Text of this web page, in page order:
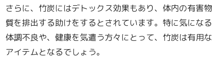
さらに、竹炭にはデトックス効果もあり、体内の有害物
質を排出する助けをするとされています。特に気になる
体調不良や、健康を気遣う方々にとって、竹炭は有用な
アイテムとなるでしょう。